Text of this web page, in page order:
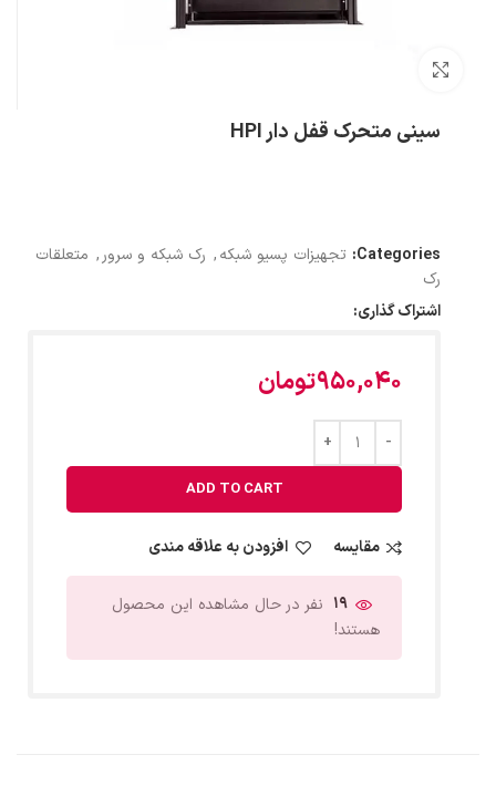
سینی متحرک قفل دار HPI
Categories: تجهیزات پسیو شبکه, رک شبکه و سرور, متعلقات
رک
اشتراک گذاری:
950,040تومان
ADD TO CART
مقایسه افزودن به علاقه مندی
19 نفر در حال مشاهده این محصول
هستند!